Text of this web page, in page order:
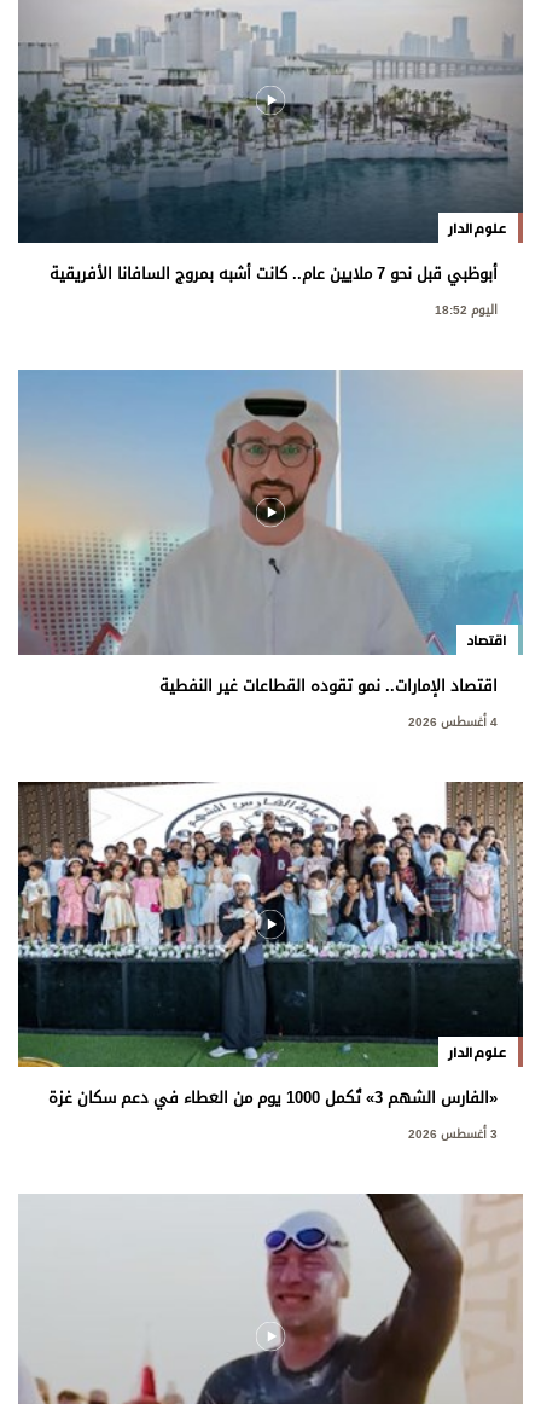
علوم الدار
أبوظبي قبل نحو 7 ملايين عام.. كانت أشبه بمروج السافانا الأفريقية
اليوم 18:52
اقتصاد
اقتصاد الإمارات.. نمو تقوده القطاعات غير النفطية
4 أغسطس 2026
علوم الدار
«الفارس الشهم 3» تُكمل 1000 يوم من العطاء في دعم سكان غزة
3 أغسطس 2026